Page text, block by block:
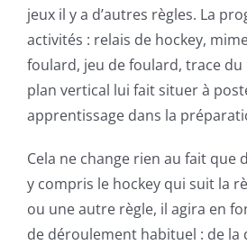
jeux il y a d’autres règles. La
activités : relais de hockey,
foulard, jeu de foulard, trace
plan vertical lui fait situer à
apprentissage dans la
Cela ne change rien au fait que
y compris le hockey qui suit la
ou une autre règle, il agira en
de déroulement habituel : de la